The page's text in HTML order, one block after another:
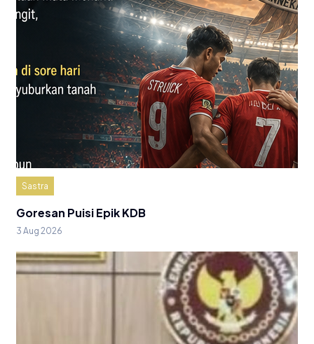
Sastra
Goresan Puisi Epik KDB
3 Aug 2026